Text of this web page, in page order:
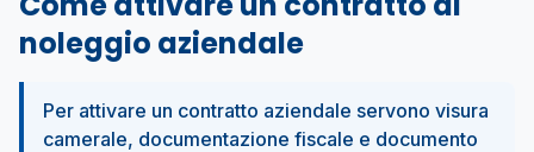
noleggio aziendale
Per attivare un contratto aziendale servono visura
camerale, documentazione fiscale e documento